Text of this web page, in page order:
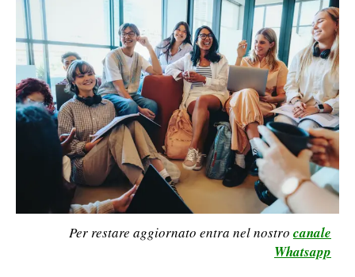
CRONACA
ITALIA
MONDO
POLITICA
ECONOMIA
SERVIZI ALLE IMPRESE
Per restare aggiornato entra nel nostro canale
Whatsapp